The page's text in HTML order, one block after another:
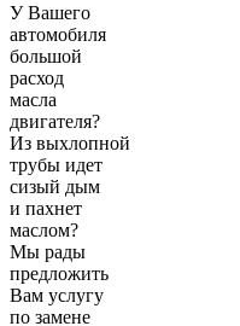
У Вашего
автомобиля
большой
расход
масла
двигателя?
Из выхлопной
трубы идет
сизый дым
и пахнет
маслом?
Мы рады
предложить
Вам услугу
по замене